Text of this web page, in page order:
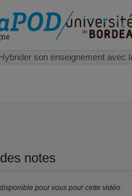
Hybrider son enseignement avec
notes
pour vous pour cette vidéo.